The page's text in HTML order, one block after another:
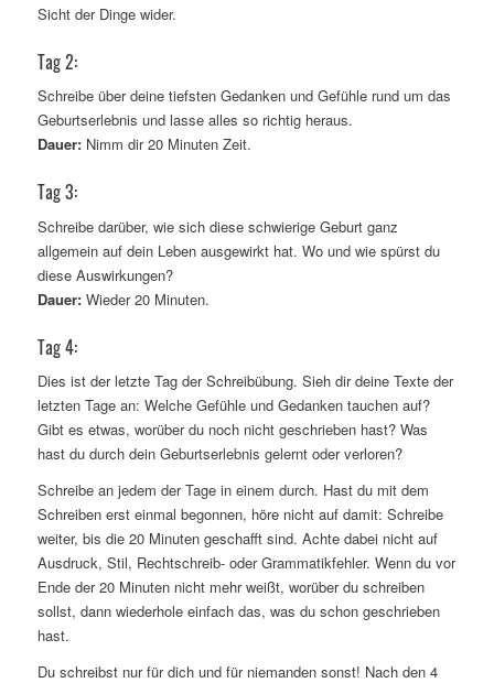
Sicht der Dinge wider.
Tag 2:
Schreibe über deine tiefsten Gedanken und Gefühle rund um das
Geburtserlebnis und lasse alles so richtig heraus.
Dauer:Nimm dir 20 Minuten Zeit.
Tag 3:
Schreibe darüber, wie sich diese schwierige Geburt ganz
allgemein auf dein Leben ausgewirkt hat. Wo und wie spürst du
diese Auswirkungen?
Dauer:Wieder 20 Minuten.
Tag 4:
Dies ist der letzte Tag der Schreibübung. Sieh dir deine Texte der
letzten Tage an: Welche Gefühle und Gedanken tauchen auf?
Gibt es etwas, worüber du noch nicht geschrieben hast? Was
hast du durch dein Geburtserlebnis gelernt oder verloren?
Schreibe an jedem der Tage in einem durch. Hast du mit dem
Schreiben erst einmal begonnen, höre nicht auf damit: Schreibe
weiter, bis die 20 Minuten geschafft sind. Achte dabei nicht auf
Ausdruck, Stil, Rechtschreib- oder Grammatikfehler. Wenn du vor
Ende der 20 Minuten nicht mehr weißt, worüber du schreiben
sollst, dann wiederhole einfach das, was du schon geschrieben
hast.
Du schreibst nur für dich und für niemanden sonst! Nach den 4